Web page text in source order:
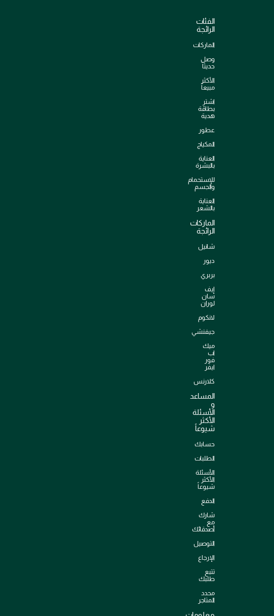
الفئات
الرائجة
الماركات
وصل
حديثاً
الأكثر
مبيعاً
اشترِ
بطاقة
هدية
عطور
المكياج
العناية
بالبشرة
للإستحمام
والجسم
العناية
بالشعر
الماركات
الرائجة
شانيل
ديور
بربري
إيف
سان
لوران
لانكوم
جيفنشي
ميك
اب
فور
ايفر
كلارنس
المساعد
و
الأسئلة
الأكثر
شيوعاً
حسابك
الطلبات
الأسئلة
الأكثر
شيوعاً
الدفع
شارك
مع
أصدقائك
التوصيل
الإرجاع
تتبع
طلبك
محدد
المتاجر